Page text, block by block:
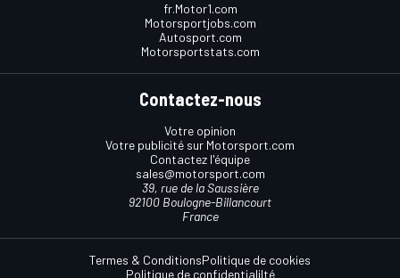
fr.Motor1.com
Motorsportjobs.com
Autosport.com
Motorsportstats.com
Contactez-nous
Votre opinion
Votre publicité sur Motorsport.com
Contactez l'équipe
sales@motorsport.com
39, rue de la Saussière
92100 Boulogne-Billancourt
France
Termes & ConditionsPolitique de cookies
Politique de confidentialilté